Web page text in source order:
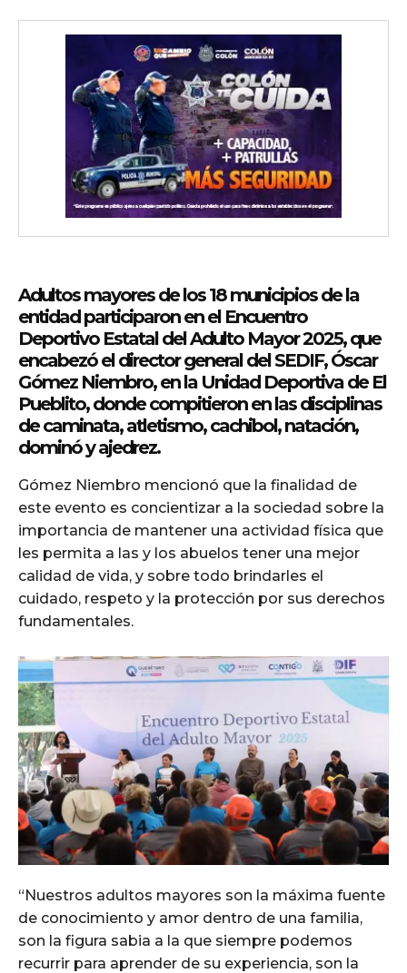
Adultos mayores de los 18 municipios de la
entidad participaron en el Encuentro
Deportivo Estatal del Adulto Mayor 2025, que
encabezó el director general del SEDIF, Óscar
Gómez Niembro, en la Unidad Deportiva de El
Pueblito, donde compitieron en las disciplinas
de caminata, atletismo, cachibol, natación,
dominó y ajedrez.
Gómez Niembro mencionó que la finalidad de
este evento es concientizar a la sociedad sobre la
importancia de mantener una actividad física que
les permita a las y los abuelos tener una mejor
calidad de vida, y sobre todo brindarles el
cuidado, respeto y la protección por sus derechos
fundamentales.
“Nuestros adultos mayores son la máxima fuente
de conocimiento y amor dentro de una familia,
son la figura sabia a la que siempre podemos
recurrir para aprender de su experiencia, son la